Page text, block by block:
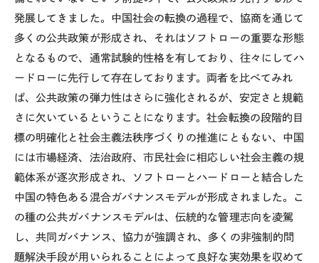
発展してきました。中国社会の転換の過程で、協商を通じて
多くの公共政策が形成され、それはソフトローの重要な形態
となるもので、通常試験的性格を有しており、往々にしてハ
ードローに先行して存在しております。両者を比べてみれ
ば、公共政策の弾力性はさらに強化されるが、安定さと規範
さに欠いているということになります。社会転換の段階的目
標の明確化と社会主義法秩序づくりの推進にともない、中国
には市場経済、法治政府、市民社会に相応しい社会主義の規
範体系が逐次形成され、ソフトローとハードローと結合した
中国の特色ある混合ガバナンスモデルが形成されました。こ
の種の公共ガバナンスモデルは、伝統的な管理志向を凌駕
し、共同ガバナンス、協力が強調され、多くの非強制的問
題解決手段が用いられることによって良好な実効果を収めて